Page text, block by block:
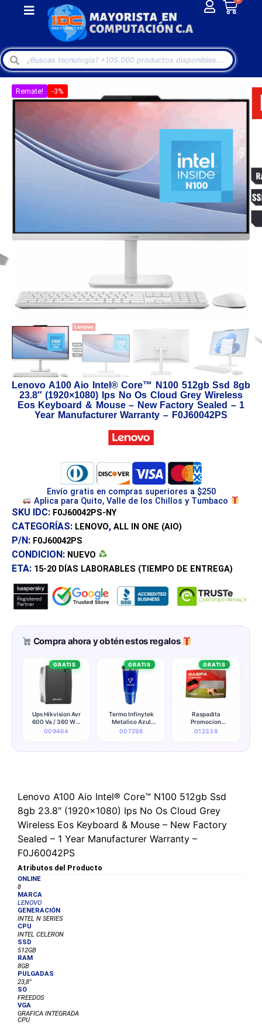
Remate! -3%
Lenovo A100 Aio Intel® Core™ N100 512gb Ssd 8gb
23.8″ (1920×1080) Ips No Os Cloud Grey Wireless
Eos Keyboard & Mouse – New Factory Sealed – 1
Year Manufacturer Warranty – F0J60042PS
Envío gratis en compras superiores a $250
Aplica para Quito, Valle de los Chillos y Tumbaco
SKU IDC: F0J60042PS-NY
CATEGORÍAS: LENOVO, ALL IN ONE (AIO)
P/N: F0J60042PS
CONDICION: NUEVO
ETA: 15-20 DÍAS LABORABLES (TIEMPO DE ENTREGA)
Compra ahora y obtén estos regalos
GRATIS
Ups Hikvision Avr
600 Va / 360 W 6
Salidas (120v)
009464
GRATIS
Termo Infinytek
Metalico Azul
(promocionales)
007298
GRATIS
Raspadita
Promocion
Kingston
012338
Lenovo A100 Aio Intel® Core™ N100 512gb Ssd
8gb 23.8″ (1920×1080) Ips No Os Cloud Grey
Wireless Eos Keyboard & Mouse – New Factory
Sealed – 1 Year Manufacturer Warranty –
F0J60042PS
Atributos del Producto
ONLINE
8
MARCA
LENOVO
GENERACIÓN
INTEL N SERIES
CPU
INTEL CELERON
SSD
512GB
RAM
8GB
PULGADAS
23,8"
SO
FREEDOS
VGA
GRAFICA INTEGRADA
CPU